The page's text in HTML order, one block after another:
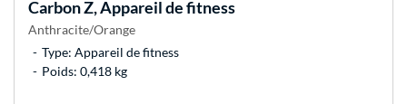
Carbon Z, Appareil de fitness
Anthracite/Orange
Type: Appareil de fitness
Poids: 0,418 kg